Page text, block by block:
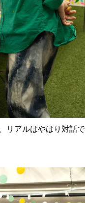
リアルはやはり対話で